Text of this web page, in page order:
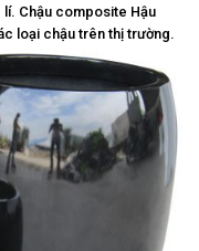
lí. Chậu composite Hậu
loại chậu trên thị trường.